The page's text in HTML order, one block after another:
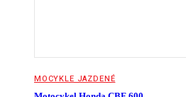
MOCYKLE JAZDENÉ